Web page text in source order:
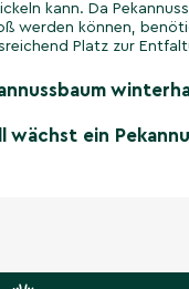
kann. Da
werden können,
Platz zur
wächst ein